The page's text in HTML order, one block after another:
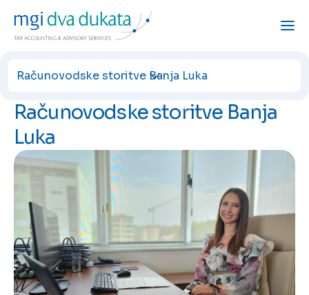
Računovodske storitve Banja Luka
Računovodske storitve Banja
Luka